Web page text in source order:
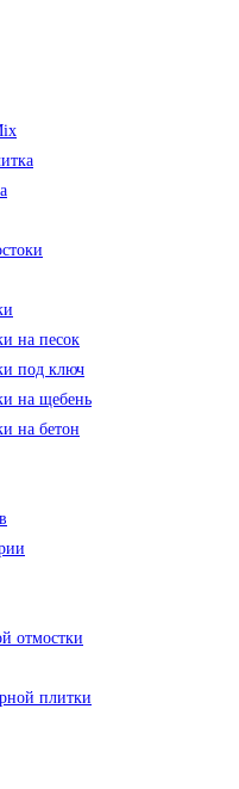
на песок
под ключ
на щебень
на бетон
отмостки
плитки